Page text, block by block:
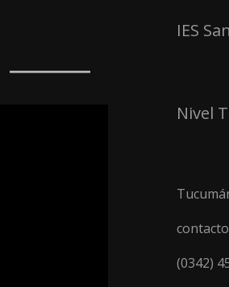
IES
Nivel
(0342)